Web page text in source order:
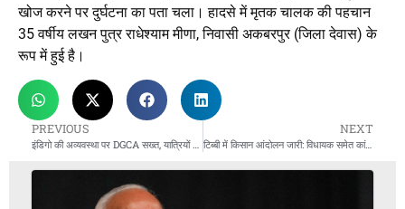
खोज करने पर दुर्घटना का पता चला। हादसे में मृतक चालक की पहचान
35 वर्षीय लखन पुत्र राधेश्याम मीणा, निवासी अकबरपुर (जिला देवास) के
रूप में हुई है।
PREVIOUS
इंडिगो की अव्यवस्था पर DGCA सख्त, यात्रियों को ₹10,000 का ट्रैवल वाउचर
NEXT
टिब्बी में किसान आंदोलन जारी: विधायक समेत कांग्रेस कार्यकर्ता गिरफ्तार, इंटरनेट बंद